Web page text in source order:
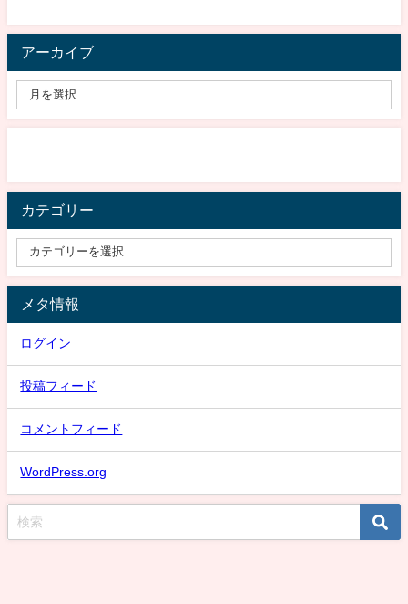
アーカイブ
カテゴリー
メタ情報
ログイン
投稿フィード
コメントフィード
WordPress.org